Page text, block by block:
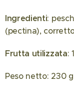
Ingredienti:
(pectina),
Frutta utilizzata:
Peso netto: 230 g